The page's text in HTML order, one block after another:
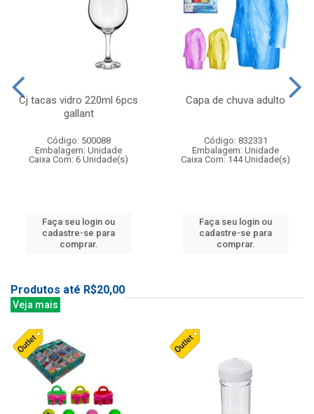
Cj tacas vidro 220ml 6pcs
gallant
Código: 500088
Embalagem: Unidade
Caixa Com: 6 Unidade(s)
Faça seu login ou
cadastre-se para
comprar.
Capa de chuva adulto
Código: 832331
Embalagem: Unidade
Caixa Com: 144 Unidade(s)
Faça seu login ou
cadastre-se para
comprar.
Produtos até R$20,00
Veja mais